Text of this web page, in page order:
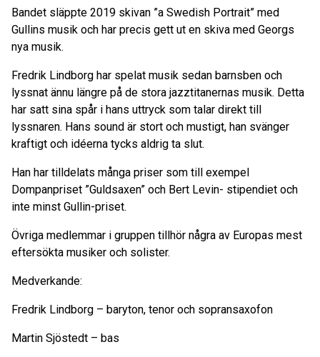
Bandet släppte 2019 skivan ”a Swedish Portrait” med
Gullins musik och har precis gett ut en skiva med Georgs
nya musik.
Fredrik Lindborg har spelat musik sedan barnsben och
lyssnat ännu längre på de stora jazztitanernas musik. Detta
har satt sina spår i hans uttryck som talar direkt till
lyssnaren. Hans sound är stort och mustigt, han svänger
kraftigt och idéerna tycks aldrig ta slut.
Han har tilldelats många priser som till exempel
Dompanpriset ”Guldsaxen” och Bert Levin- stipendiet och
inte minst Gullin-priset.
Övriga medlemmar i gruppen tillhör några av Europas mest
eftersökta musiker och solister.
Medverkande:
Fredrik Lindborg – baryton, tenor och sopransaxofon
Martin Sjöstedt – bas